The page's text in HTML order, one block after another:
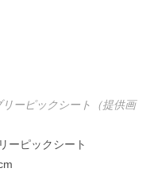
ーピックシート（提供画
ーピックシート